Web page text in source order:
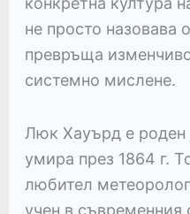
не просто назовава
превръща
системно мислене.
Люк Хауърд е роден
умира през 1864 г.
любител